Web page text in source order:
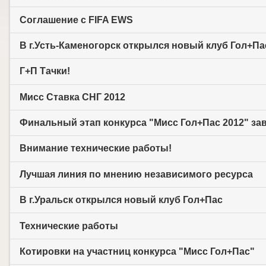
Соглашение с FIFA EWS
В г.Усть-Каменогорск открылся новый клуб
Г+П Тачки!
Мисс Cтавка СНГ 2012
Финальный этап конкурса "Мисс Гол+Пас 2012"
Внимание технические работы!
Лучшая линия по мнению независимого ресурса
В г.Уральск открылся новый клуб Гол+Пас
Технические работы
Котировки на участниц конкурса "Мисс Гол+Пас"